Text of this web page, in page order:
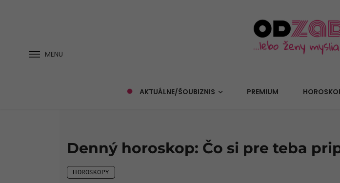
MENU
AKTUÁLNE/ŠOUBIZNIS PREMIUM
Denný horoskop: Čo si pre teba
HOROSKOPY